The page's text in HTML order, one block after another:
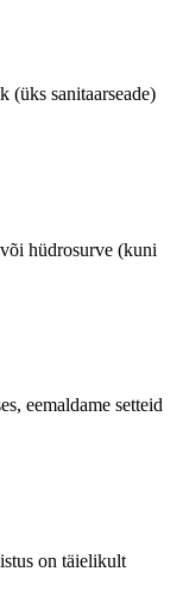
(üks sanitaarseade)
hüdrosurve (kuni
eemaldame setteid
on täielikult